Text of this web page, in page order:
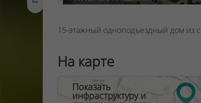
15-этажный одноподъездный дом из
На карте
Показать
инфраструктуру и